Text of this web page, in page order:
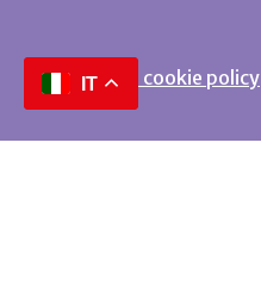
Privacy e cookie policy
IT